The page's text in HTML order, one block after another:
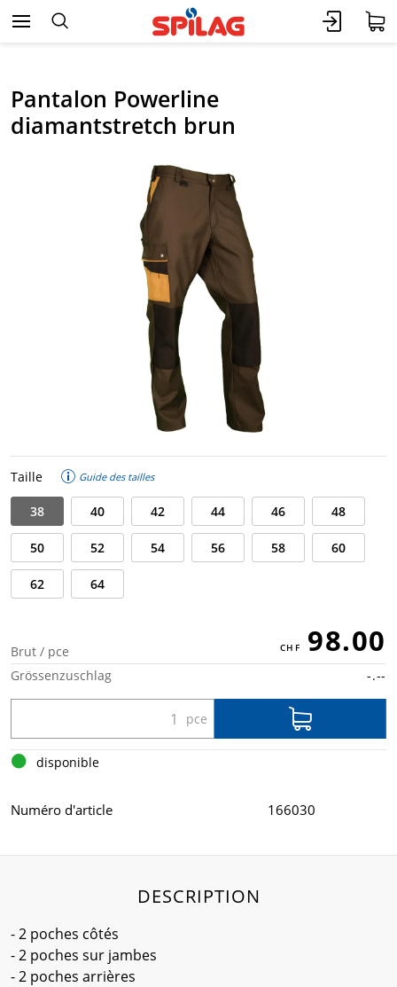
Pantalon Powerline
diamantstretch brun
Taille Guide des tailles
38 40 42 44 46 48
50 52 54 56 58 60
62 64
Brut / pce 98.00
Grössenzuschlag -.--
disponible
Numéro d'article 166030
DESCRIPTION
- 2 poches côtés
- 2 poches sur jambes
- 2 poches arrières